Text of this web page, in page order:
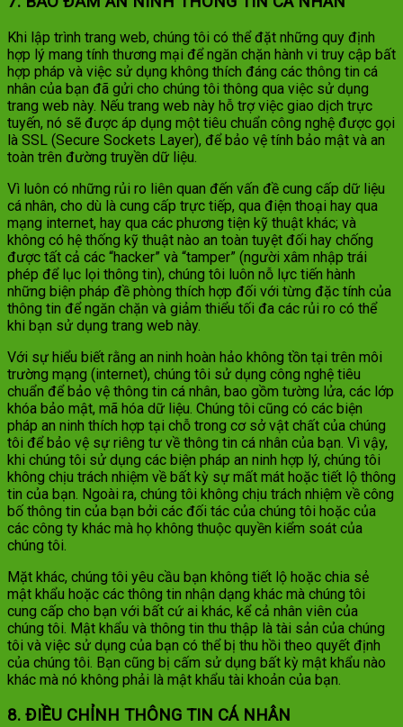
Khi lập trình trang web, chúng tôi có thể đặt những quy định
hợp lý mang tính thương mại để ngăn chặn hành vi truy cập bất
hợp pháp và việc sử dụng không thích đáng các thông tin cá
nhân của bạn đã gửi cho chúng tôi thông qua việc sử dụng
trang web này. Nếu trang web này hỗ trợ việc giao dịch trực
tuyến, nó sẽ được áp dụng một tiêu chuẩn công nghệ được gọi
là SSL (Secure Sockets Layer), để bảo vệ tính bảo mật và an
toàn trên đường truyền dữ liệu.
Vì luôn có những rủi ro liên quan đến vấn đề cung cấp dữ liệu
cá nhân, cho dù là cung cấp trực tiếp, qua điện thoại hay qua
mạng internet, hay qua các phương tiện kỹ thuật khác; và
không có hệ thống kỹ thuật nào an toàn tuyệt đối hay chống
được tất cả các “hacker” và “tamper” (người xâm nhập trái
phép để lục lọi thông tin), chúng tôi luôn nỗ lực tiến hành
những biện pháp đề phòng thích hợp đối với từng đặc tính của
thông tin để ngăn chặn và giảm thiểu tối đa các rủi ro có thể
khi bạn sử dụng trang web này.
Với sự hiểu biết rằng an ninh hoàn hảo không tồn tại trên môi
trường mạng (internet), chúng tôi sử dụng công nghệ tiêu
chuẩn để bảo vệ thông tin cá nhân, bao gồm tường lửa, các lớp
khóa bảo mật, mã hóa dữ liệu. Chúng tôi cũng có các biện
pháp an ninh thích hợp tại chỗ trong cơ sở vật chất của chúng
tôi để bảo vệ sự riêng tư về thông tin cá nhân của bạn. Vì vậy,
khi chúng tôi sử dụng các biện pháp an ninh hợp lý, chúng tôi
không chịu trách nhiệm về bất kỳ sự mất mát hoặc tiết lộ thông
tin của bạn. Ngoài ra, chúng tôi không chịu trách nhiệm về công
bố thông tin của bạn bởi các đối tác của chúng tôi hoặc của
các công ty khác mà họ không thuộc quyền kiểm soát của
chúng tôi.
Mặt khác, chúng tôi yêu cầu bạn không tiết lộ hoặc chia sẻ
mật khẩu hoặc các thông tin nhận dạng khác mà chúng tôi
cung cấp cho bạn với bất cứ ai khác, kể cả nhân viên của
chúng tôi. Mật khẩu và thông tin thu thập là tài sản của chúng
tôi và việc sử dụng của bạn có thể bị thu hồi theo quyết định
của chúng tôi. Bạn cũng bị cấm sử dụng bất kỳ mật khẩu nào
khác mà nó không phải là mật khẩu tài khoản của bạn.
8. ĐIỀU CHỈNH THÔNG TIN CÁ NHÂN